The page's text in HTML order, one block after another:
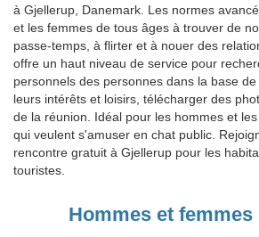
à Gjellerup, Danemark. Les normes
et les femmes de tous âges à trouver de
passe-temps, à flirter et à nouer des
offre un haut niveau de service pour
personnels des personnes dans la base
leurs intérêts et loisirs, télécharger des
de la réunion. Idéal pour les hommes et
qui veulent s'amuser en chat public.
rencontre gratuit à Gjellerup pour les
touristes.
Hommes et femmes